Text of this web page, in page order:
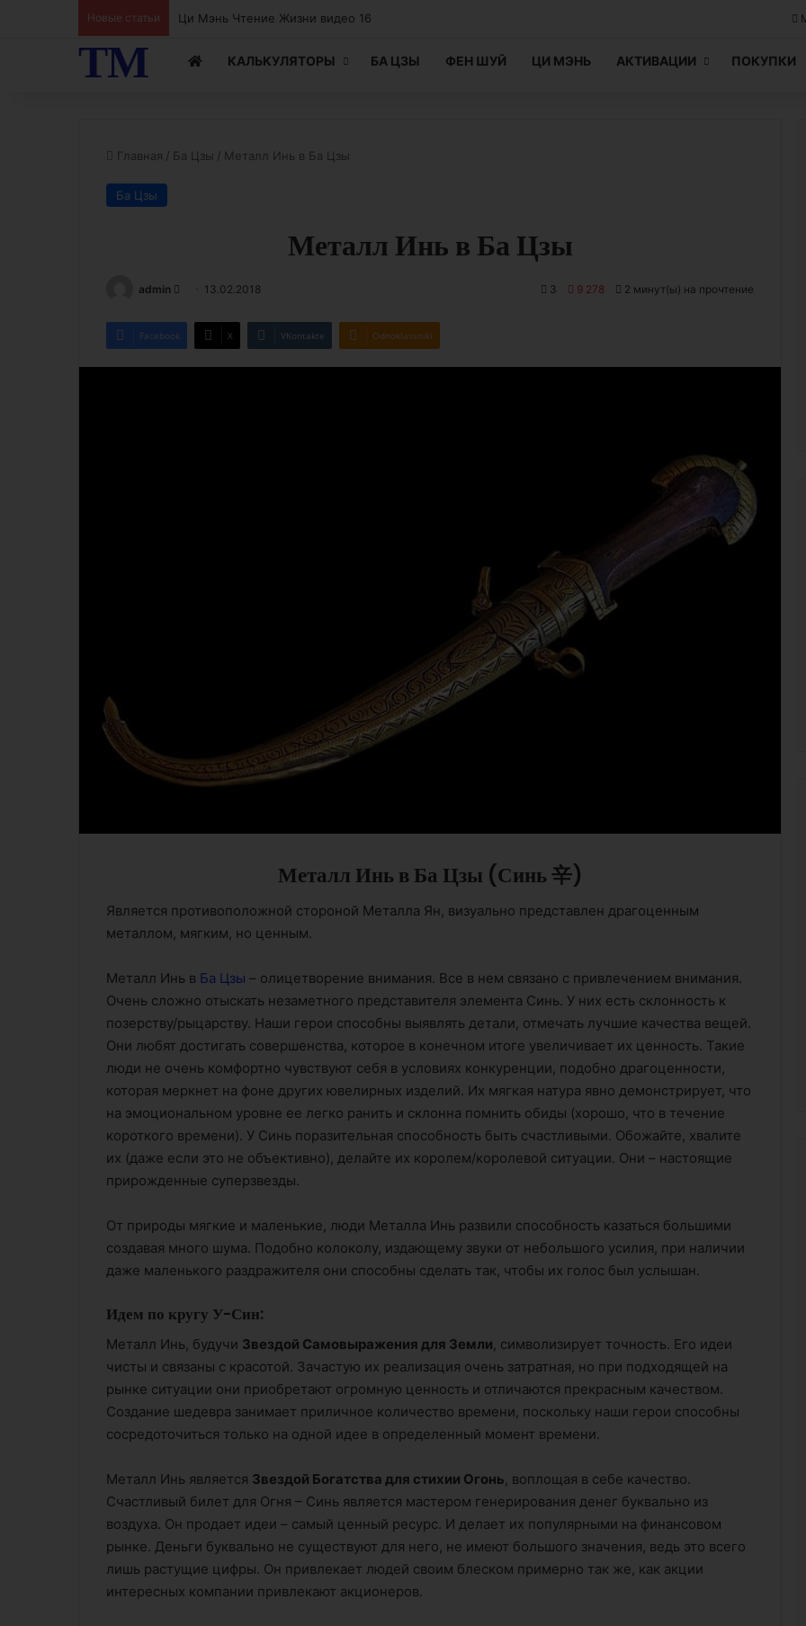
Новые статьи
ТМ КАЛЬКУЛЯТОРЫ БА ЦЗЫ ФЕН ШУЙ ЦИ МЭНЬ АКТИВАЦИИ ПОКУПКИ
Главная / Ба Цзы / Металл Инь в Ба Цзы
Ба Цзы
Металл Инь в Ба Цзы
admin
email
13.02.2018 3 9 278 2 минут(ы) на прочтение
Facebook X VKontakte Odnoklassniki
Металл Инь в Ба Цзы (Синь 辛)
Является противоположной стороной Металла Ян, визуально представлен драгоценным
металлом, мягким, но ценным.
Металл Инь в Ба Цзы – олицетворение внимания. Все в нем связано с привлечением внимания.
Очень сложно отыскать незаметного представителя элемента Синь. У них есть склонность к
позерству/рыцарству. Наши герои способны выявлять детали, отмечать лучшие качества вещей.
Они любят достигать совершенства, которое в конечном итоге увеличивает их ценность. Такие
люди не очень комфортно чувствуют себя в условиях конкуренции, подобно драгоценности,
которая меркнет на фоне других ювелирных изделий. Их мягкая натура явно демонстрирует, что
на эмоциональном уровне ее легко ранить и склонна помнить обиды (хорошо, что в течение
короткого времени). У Синь поразительная способность быть счастливыми. Обожайте, хвалите
их (даже если это не объективно), делайте их королем/королевой ситуации. Они – настоящие
прирожденные суперзвезды.
От природы мягкие и маленькие, люди Металла Инь развили способность казаться большими
создавая много шума. Подобно колоколу, издающему звуки от небольшого усилия, при наличии
даже маленького раздражителя они способны сделать так, чтобы их голос был услышан.
Идем по кругу У-Син:
Металл Инь, будучи Звездой Самовыражения для Земли, символизирует точность. Его идеи
чисты и связаны с красотой. Зачастую их реализация очень затратная, но при подходящей на
рынке ситуации они приобретают огромную ценность и отличаются прекрасным качеством.
Создание шедевра занимает приличное количество времени, поскольку наши герои способны
сосредоточиться только на одной идее в определенный момент времени.
Металл Инь является Звездой Богатства для стихии Огонь, воплощая в себе качество.
Счастливый билет для Огня – Синь является мастером генерирования денег буквально из
воздуха. Он продает идеи – самый ценный ресурс. И делает их популярными на финансовом
рынке. Деньги буквально не существуют для него, не имеют большого значения, ведь это всего
лишь растущие цифры. Он привлекает людей своим блеском примерно так же, как акции
интересных компании привлекают акционеров.